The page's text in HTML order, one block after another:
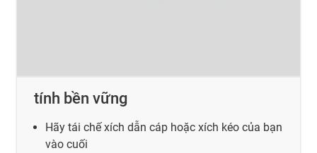
tính bền vững
Hãy tái chế xích dẫn cáp hoặc xích kéo của bạn
vào cuối